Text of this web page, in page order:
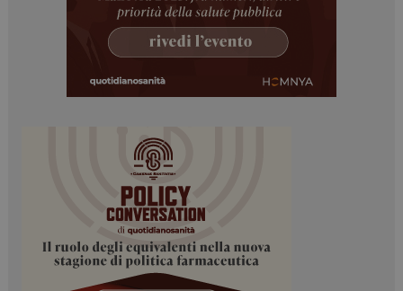
I cookie necessari contribuiscono a rendere fruibile il
sito web abilitandone funzionalità di base quali la
navigazione sulle pagine e l'accesso alle aree
protette del sito. Il sito web non è in grado di
funzionare correttamente senza questi cookie.
NOME
FORNITORE / DOMINIO